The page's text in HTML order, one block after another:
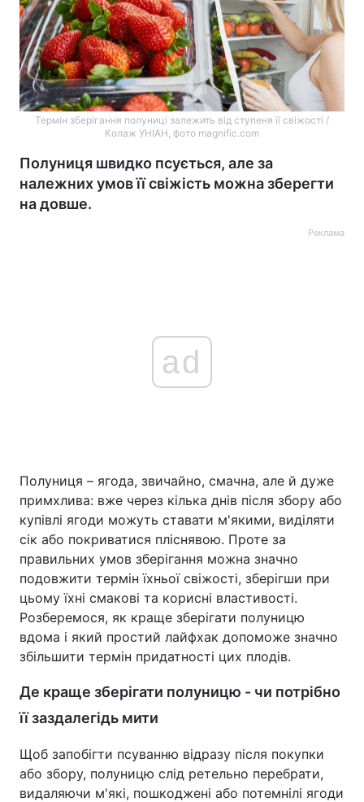
Термін зберігання полуниці залежить від ступеня її свіжості /
Колаж УНІАН, фото magnific.com
Полуниця швидко псується, але за
належних умов її свіжість можна зберегти
на довше.
Реклама
ad
Полуниця – ягода, звичайно, смачна, але й дуже
примхлива: вже через кілька днів після збору або
купівлі ягоди можуть ставати м'якими, виділяти
сік або покриватися пліснявою. Проте за
правильних умов зберігання можна значно
подовжити термін їхньої свіжості, зберігши при
цьому їхні смакові та корисні властивості.
Розберемося, як краще зберігати полуницю
вдома і який простий лайфхак допоможе значно
збільшити термін придатності цих плодів.
Де краще зберігати полуницю - чи потрібно
її заздалегідь мити
Щоб запобігти псуванню відразу після покупки
або збору, полуницю слід ретельно перебрати,
видаляючи м'які, пошкоджені або потемнілі ягоди